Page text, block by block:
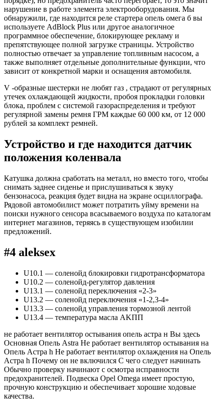
нарушение в работе элемента электрооборудования. Мы
обнаружили, где находится реле стартера опель омега б вы
используете AdBlock Plus или другое аналогичное
программное обеспечение, блокирующее рекламу и
препятствующее полной загрузке страницы. Устройство
полностью отвечает за управление топливным насосом, а
также выполняет отдельные дополнительные функции, что
зависит от конкретной марки и оснащения автомобиля.
V -образные шестерки не любят газ , страдают от регулярных
утечек охлаждающей жидкости, пробоя прокладки головки
блока, проблем с системой газораспределения и требуют
регулярной замены ремня ГРМ каждые 60 000 км, от 12 000
рублей за комплект ремней.
Устройство и где находится датчик
положения коленвала
Катушка должна сработать на металл, но вместо того, чтобы
снимать заднее сиденье и прислушиваться к звуку
бензонасоса, реакция будет видна на экране осциллографа.
Рядовой автомобилист может потратить уйму времени на
поиски нужного сенсора всасываемого воздуха по каталогам
интернет магазинов, теряясь в существующем изобилии
предложений.
#4 aleksex
U10.1 — соленойд блокировки гидротрансформатора
U10.2 — соленойд-регулятор давления
U13.1 — соленойд переключения «2-3»
U13.2 — соленойд переключения «1-2,3-4»
U13.3 — соленойд управления тормозной лентой
U13.4 — температура масла AKПП
не работает вентилятор остывания опель астра н Вы здесь
Основная Опель Astra Не работает вентилятор остывания на
Опель Астра h Не работает вентилятор охлаждения на Опель
Астра h Почему он не включился С чего следует начинать
Обычно проверку начинают с осмотра исправности
предохранителей. Подвеска Opel Omega имеет простую,
прочную конструкцию и обеспечивает хорошие ходовые
качества.